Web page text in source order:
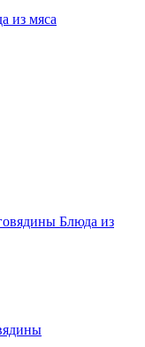
из мяса
Блюда из